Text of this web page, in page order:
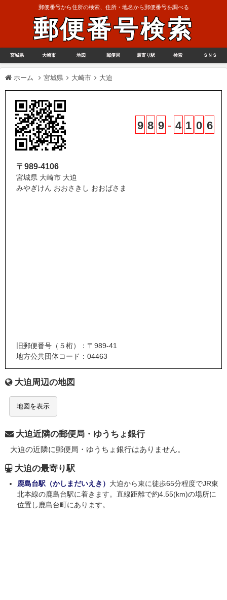
郵便番号から住所の検索、住所・地名から郵便番号を調べる
郵便番号検索
宮城県 大崎市 地図 郵便局 最寄り駅 検索 ＳＮＳ
ホーム 宮城県 大崎市 大迫
9 8 9 - 4 1 0 6
〒989-4106
宮城県 大崎市 大迫
みやぎけん おおさきし おおばさま
旧郵便番号（５桁）：〒989-41
地方公共団体コード：04463
大迫周辺の地図
地図を表示
大迫近隣の郵便局・ゆうちょ銀行
大迫の近隣に郵便局・ゆうちょ銀行はありません。
大迫の最寄り駅
鹿島台駅（かしまだいえき） 大迫から東に徒歩65分程度でJR東
北本線の鹿島台駅に着きます。直線距離で約4.55(km)の場所に
位置し鹿島台町にあります。